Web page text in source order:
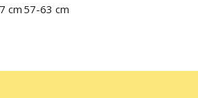
cm 57-63 cm